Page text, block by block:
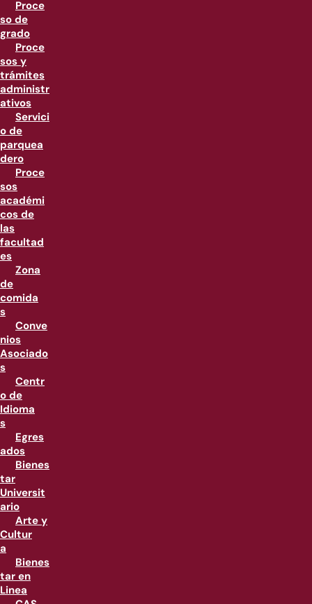
Proce
so de
grado
Proce
sos y
trámites
administr
ativos
Servici
o de
parquea
dero
Proce
sos
académi
cos de
las
facultad
es
Zona
de
comida
s
Conve
nios
Asociado
s
Centr
o de
Idioma
s
Egres
ados
Bienes
tar
Universit
ario
Arte y
Cultur
a
Bienes
tar en
Linea